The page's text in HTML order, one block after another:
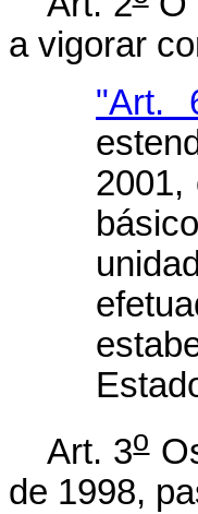
a vigorar
"Art.
2001,
Art. 3o
de 1998,